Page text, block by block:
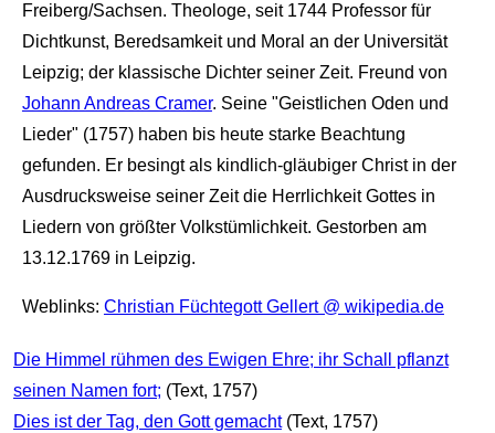
Freiberg/Sachsen. Theologe, seit 1744 Professor für
Dichtkunst, Beredsamkeit und Moral an der Universität
Leipzig; der klassische Dichter seiner Zeit. Freund von
Johann Andreas Cramer. Seine "Geistlichen Oden und
Lieder" (1757) haben bis heute starke Beachtung
gefunden. Er besingt als kindlich-gläubiger Christ in der
Ausdrucksweise seiner Zeit die Herrlichkeit Gottes in
Liedern von größter Volkstümlichkeit. Gestorben am
13.12.1769 in Leipzig.
Weblinks: Christian Füchtegott Gellert @ wikipedia.de
Die Himmel rühmen des Ewigen Ehre; ihr Schall pflanzt
seinen Namen fort; (Text, 1757)
Dies ist der Tag, den Gott gemacht (Text, 1757)